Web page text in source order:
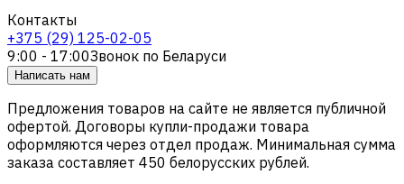
Контакты
+375 (29) 125-02-05
9:00 - 17:00Звонок по Беларуси
Написать нам
Предложения товаров на сайте не является публичной
офертой. Договоры купли-продажи товара
оформляются через отдел продаж. Минимальная сумма
заказа составляет 450 белорусских рублей.